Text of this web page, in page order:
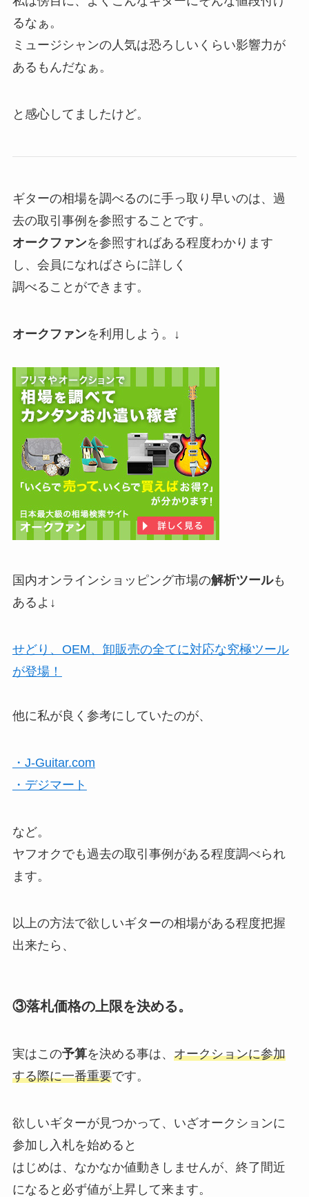
るなぁ。
ミュージシャンの人気は恐ろしいくらい影響力が
あるもんだなぁ。
と感心してましたけど。
ギターの相場を調べるのに手っ取り早いのは、過
去の取引事例を参照することです。
オークファンを参照すればある程度わかります
し、会員になればさらに詳しく
調べることができます。
オークファンを利用しよう。↓
国内オンラインショッピング市場の解析ツールも
あるよ↓
せどり、OEM、卸販売の全てに対応な究極ツール
が登場！
他に私が良く参考にしていたのが、
・J-Guitar.com
・デジマート
など。
ヤフオクでも過去の取引事例がある程度調べられ
ます。
以上の方法で欲しいギターの相場がある程度把握
出来たら、
③落札価格の上限を決める。
実はこの予算を決める事は、 オークションに参加
する際に一番重要です。
欲しいギターが見つかって、いざオークションに
参加し入札を始めると
はじめは、なかなか値動きしませんが、終了間近
になると必ず値が上昇して来ます。